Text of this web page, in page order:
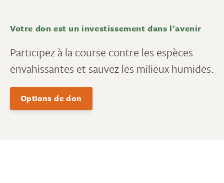
Votre don est un investissement dans l'avenir
Participez à la course contre les espèces
envahissantes et sauvez les milieux humides.
Options de don